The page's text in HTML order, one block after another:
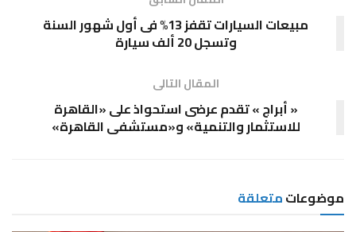
مبيعات السيارات تقفز 13% فى أول شهور السنة
وتسجل 20 ألف سيارة
المقال التالى
« أبراج » تقدم عرضى استحواذ على «القاهرة
للاستثمار والتنمية» و«مستشفى القاهرة»
موضوعاتمتعلقة